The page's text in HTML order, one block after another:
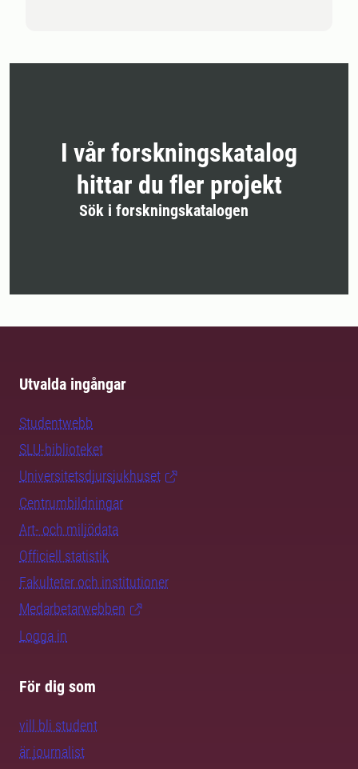
I vår forskningskatalog
hittar du fler projekt
Sök i forskningskatalogen
Utvalda ingångar
Studentwebb
SLU-biblioteket
Universitetsdjursjukhuset
Centrumbildningar
Art- och miljödata
Officiell statistik
Fakulteter och institutioner
Medarbetarwebben
Logga in
För dig som
vill bli student
är journalist